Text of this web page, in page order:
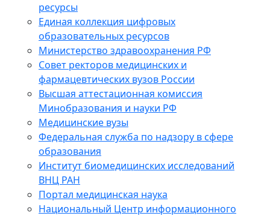
ресурсы
Единая коллекция цифровых
образовательных ресурсов
Министерство здравоохранения РФ
Совет ректоров медицинских и
фармацевтических вузов России
Высшая аттестационная комиссия
Минобразования и науки РФ
Медицинские вузы
Федеральная служба по надзору в сфере
образования
Институт биомедицинских исследований
ВНЦ РАН
Портал медицинская наука
Национальный Центр информационного